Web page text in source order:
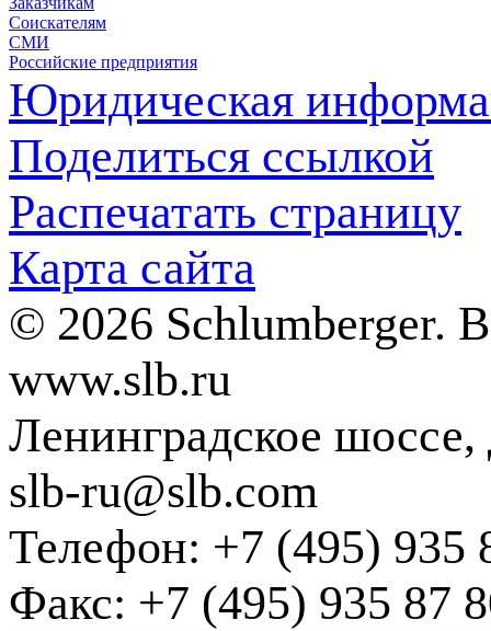
Соискателям
СМИ
Российские предприятия
Юридическая
Поделиться ссылкой
Распечатать страницу
Карта сайта
© 2026 Schlumberger.
www.slb.ru
Ленинградское
slb-ru@slb.com
Телефон: +7 (495) 935
Факс: +7 (495) 935 87